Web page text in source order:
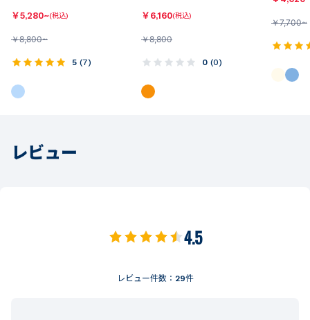
￥5,280~(税込)
￥8,800~
5 (7)
￥ 6,160(税込)
￥8,800
0 (0)
￥7,700~
レビュー
4.5
レビュー件数： 29件